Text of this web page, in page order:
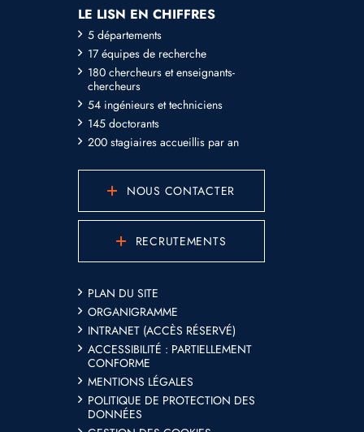
LE LISN EN CHIFFRES
5 départements
17 équipes de recherche
180 chercheurs et enseignants-
chercheurs
54 ingénieurs et techniciens
145 doctorants
200 stagiaires accueillis par an
NOUS CONTACTER
RECRUTEMENTS
PLAN DU SITE
ORGANIGRAMME
INTRANET (ACCÈS RÉSERVÉ)
ACCESSIBILITÉ : PARTIELLEMENT
CONFORME
MENTIONS LÉGALES
POLITIQUE DE PROTECTION DES
DONNÉES